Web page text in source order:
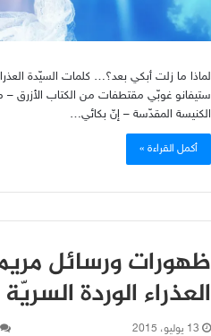
لماذا ما زلت أبكي بعد؟… كلمات السيّدة
ستيفانو غوبّي مقتطفات من الكتاب الأزرق
الكنيسة المقدّسة – إنّ بكائي…
أكمل القراءة »
ظهورات ورسائل
العذراء الوردة السريّة
13 يوليو، 2015